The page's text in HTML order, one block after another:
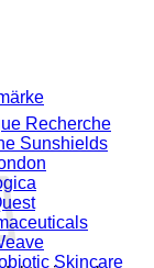
Recherche
Sunshields
Skincare